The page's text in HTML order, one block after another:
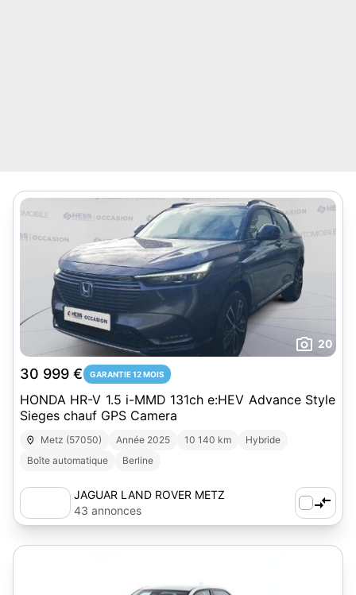
20
30 999 € GARANTIE 12 MOIS
HONDA HR-V 1.5 i-MMD 131ch e:HEV Advance Style
Sieges chauf GPS Camera
Metz (57050) Année 2025 10 140 km
Hybride
Boîte automatique
Berline
JAGUAR LAND ROVER METZ
43 annonces